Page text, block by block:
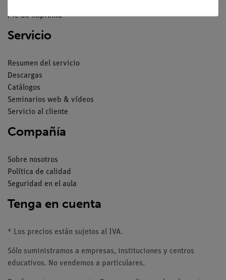
Pie de imprenta
Servicio
Resumen del servicio
Descargas
Catálogos
Seminarios web & vídeos
Servicio al cliente
Compañía
Sobre nosotros
Política de calidad
Seguridad en el aula
Tenga en cuenta
* Los precios están sujetos al IVA.
Sólo suministramos a empresas, instituciones y centros
educativos. No vendemos a particulares.